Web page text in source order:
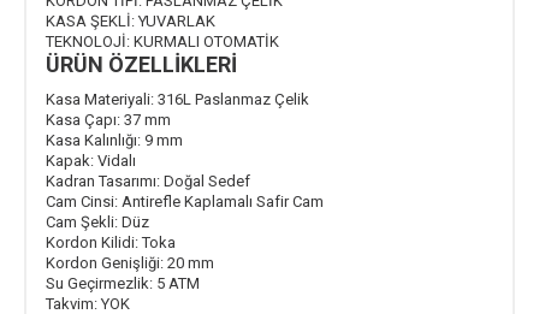
KASA ŞEKLİ: YUVARLAK
TEKNOLOJİ: KURMALI OTOMATİK
ÜRÜN ÖZELLİKLERİ
Kasa Materiyali: 316L Paslanmaz Çelik
Kasa Çapı: 37 mm
Kasa Kalınlığı: 9 mm
Kapak: Vidalı
Kadran Tasarımı: Doğal Sedef
Cam Cinsi: Antirefle Kaplamalı Safir Cam
Cam Şekli: Düz
Kordon Kilidi:Toka
Kordon Genişliği: 20 mm
Su Geçirmezlik: 5 ATM
Takvim: YOK